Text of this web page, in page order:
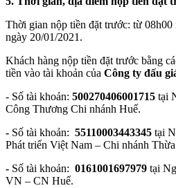
Thời gian nộp tiền đặt trước: từ
ngày 20/01/2021.
Khách hàng nộp tiền đặt trước bằng
tiền vào tài khoản của Công ty đấu
- Số tài khoản: 500270406001715 tại
Công Thương Chi nhánh Huế.
- Số tài khoản: 55110003443345 tại
Phát triển Việt Nam – Chi nhánh
- Số tài khoản: 0161001697979 tại
VN – CN Huế.